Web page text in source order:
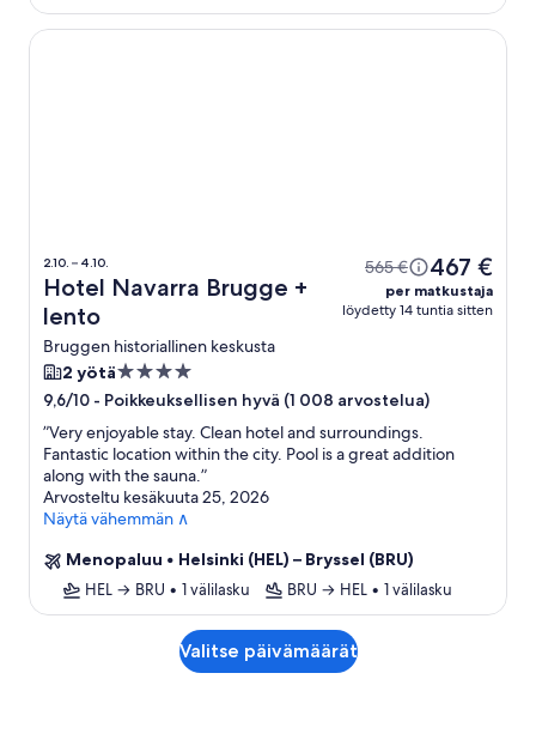
2.10. – 4.10.
Hotel Navarra Brugge +
lento
Bruggen historiallinen keskusta
565 € 467 €
per matkustaja
löydetty 14 tuntia sitten
2 yötä4.0
tähden
majoituspaikka
9,6/10 - Poikkeuksellisen hyvä (1 008 arvostelua)
”Very enjoyable stay. Clean hotel and surroundings.
Fantastic location within the city. Pool is a great addition
along with the sauna.”
Arvosteltu kesäkuuta 25, 2026
Näytä vähemmän ∧
Menopaluu • Helsinki (HEL) – Bryssel (BRU)
HEL → BRU • 1 välilasku BRU → HEL • 1 välilasku
Hotel Navarra Brugge
Valitse päivämäärät